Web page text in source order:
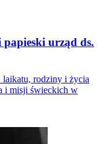
papieski urząd ds.
laikatu, rodziny i życia
i misji świeckich w